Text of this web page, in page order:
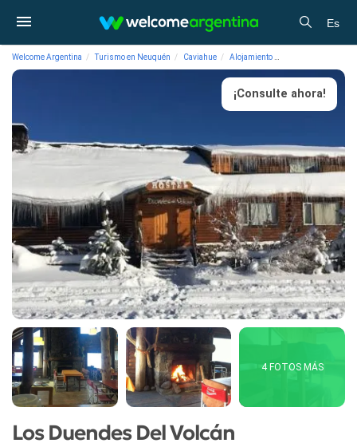
Es
Welcome Argentina Turismo en Neuquén Caviahue Alojamiento
¡Consulte ahora!
4 FOTOS MÁS
Los Duendes Del Volcán